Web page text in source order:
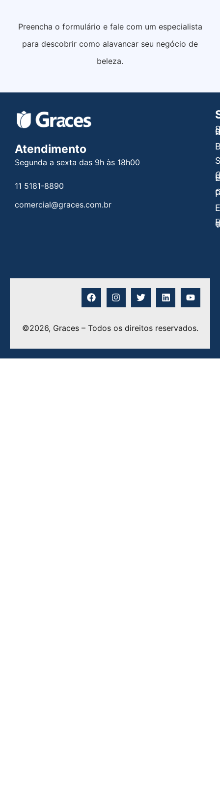
Preencha o formulário e fale com um especialista
para descobrir como alavancar seu negócio de
beleza.
Atendimento
Segunda a sexta das 9h às 18h00
11 5181-8890
comercial@graces.com.br
©2026, Graces – Todos os direitos reservados.